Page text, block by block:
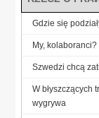
Gdzie się
My, kolaboranci?
Szwedzi chcą
W błyszczących
wygrywa